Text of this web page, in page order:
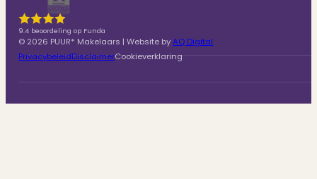
9.4 beoordeling op Funda
© 2026 PUUR* Makelaars | Website byAQ Digital
PrivacybeleidDisclaimerCookieverklaring